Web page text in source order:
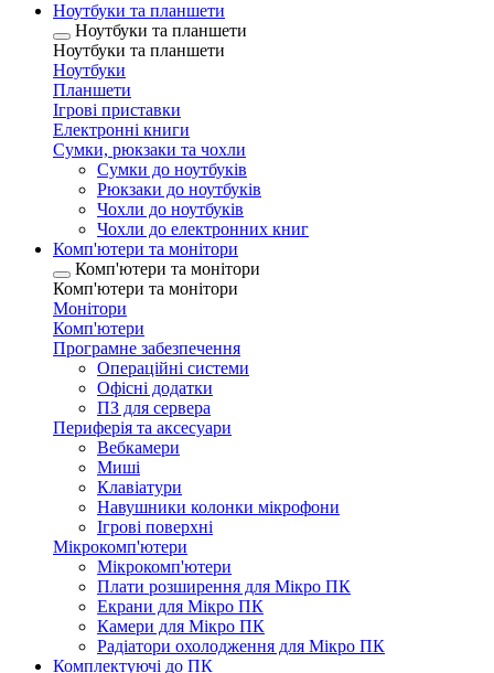
Ноутбуки та планшети
Ноутбуки та планшети
Ноутбуки та планшети
Ноутбуки
Планшети
Ігрові приставки
Електронні книги
Сумки, рюкзаки та чохли
Сумки до ноутбуків
Рюкзаки до ноутбуків
Чохли до ноутбуків
Чохли до електронних книг
Комп'ютери та монітори
Комп'ютери та монітори
Комп'ютери та монітори
Монітори
Комп'ютери
Програмне забезпечення
Операційні системи
Офісні додатки
ПЗ для сервера
Периферія та аксесуари
Вебкамери
Миші
Клавіатури
Навушники колонки мікрофони
Ігрові поверхні
Мікрокомп'ютери
Мікрокомп'ютери
Плати розширення для Мікро ПК
Екрани для Мікро ПК
Камери для Мікро ПК
Радіатори охолодження для Мікро ПК
Комплектуючі до ПК